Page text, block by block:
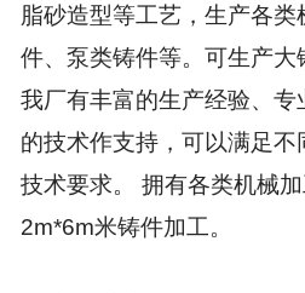
脂砂造型等工艺，生产各
件、泵类铸件等。可生产大
我厂有丰富的生产经验、
的技术作支持，可以满足
技术要求。 拥有各类机械
2m*6m米铸件加工。